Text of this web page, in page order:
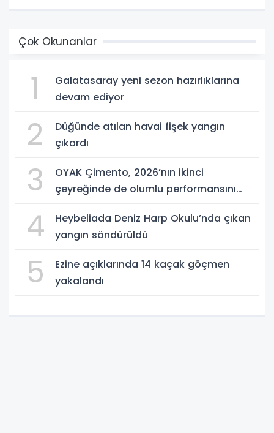
Çok Okunanlar
1
Galatasaray yeni sezon hazırlıklarına
devam ediyor
2
Düğünde atılan havai fişek yangın
çıkardı
3
OYAK Çimento, 2026’nın ikinci
çeyreğinde de olumlu performansını
4
Heybeliada Deniz Harp Okulu’nda çıkan
yangın söndürüldü
5
Ezine açıklarında 14 kaçak göçmen
yakalandı